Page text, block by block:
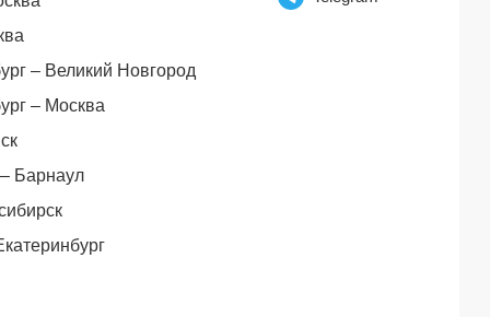
– Великий Новгород
– Москва
Барнаул